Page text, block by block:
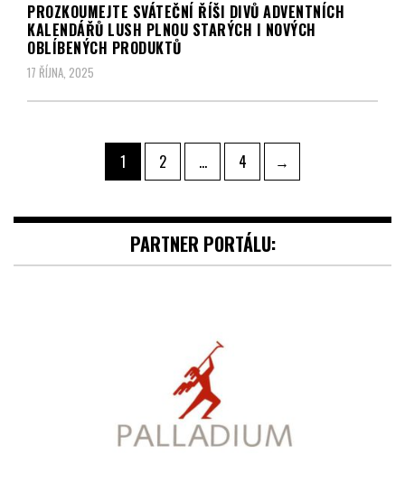
PROZKOUMEJTE SVÁTEČNÍ ŘÍŠI DIVŮ ADVENTNÍCH
KALENDÁŘŮ LUSH PLNOU STARÝCH I NOVÝCH
OBLÍBENÝCH PRODUKTŮ
17 ŘÍJNA, 2025
příspěvky
Page
1 Page
2 … Page
4 →
PARTNER PORTÁLU: